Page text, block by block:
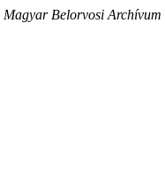
Magyar Belorvosi Archívum